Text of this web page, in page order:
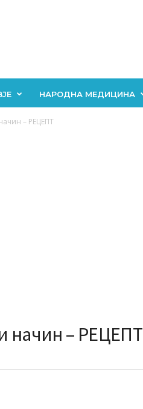
НАРОДНА МЕДИЦИНА
– РЕЦЕПТ
начин – РЕЦЕПТ